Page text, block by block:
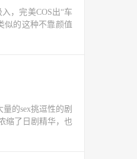
，完美COS出“车
似的这种不靠颜值
的sex挑逗性的剧
缩了日剧精华，也